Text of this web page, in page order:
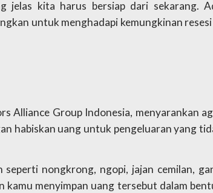
jelas kita harus bersiap dari sekarang.
untuk menghadapi kemungkinan
Alliance Group Indonesia, menyarankan
habiskan uang untuk pengeluaran yang
nongkrong, ngopi, jajan cemilan,
kamu menyimpan uang tersebut dalam